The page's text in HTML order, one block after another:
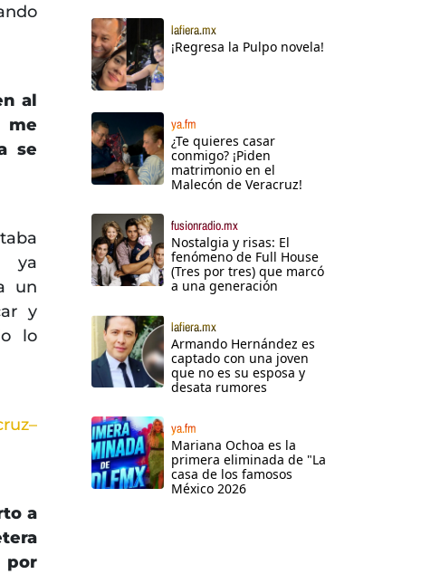
al
me
se
ya
un
y
lo
a
por
lafiera.mx
¡Regresa la Pulpo novela!
ya.fm
¿Te quieres casar
conmigo? ¡Piden
matrimonio en el
Malecón de Veracruz!
fusionradio.mx
Nostalgia y risas: El
fenómeno de Full House
(Tres por tres) que marcó
a una generación
lafiera.mx
Armando Hernández es
captado con una joven
que no es su esposa y
desata rumores
ya.fm
Mariana Ochoa es la
primera eliminada de "La
casa de los famosos
México 2026